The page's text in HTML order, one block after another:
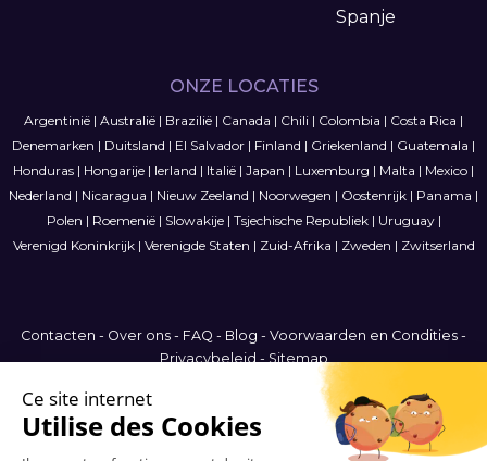
Spanje
ONZE LOCATIES
Argentinië | Australië | Brazilië | Canada | Chili | Colombia | Costa Rica |
Denemarken | Duitsland | El Salvador | Finland | Griekenland | Guatemala |
Honduras | Hongarije | Ierland | Italië | Japan | Luxemburg | Malta | Mexico |
Nederland | Nicaragua | Nieuw Zeeland | Noorwegen | Oostenrijk | Panama |
Polen | Roemenië| Slowakije| Tsjechische Republiek| Uruguay|
Verenigd Koninkrijk| Verenigde Staten | Zuid-Afrika | Zweden | Zwitserland
Contacten - Over ons - FAQ - Blog - Voorwaarden en Condities -
Privacybeleid-Sitemap
International